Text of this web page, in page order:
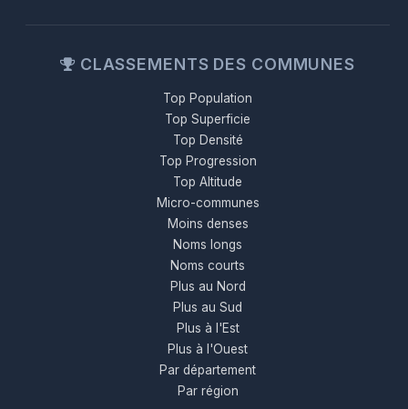
CLASSEMENTS DES COMMUNES
Top Population
Top Superficie
Top Densité
Top Progression
Top Altitude
Micro-communes
Moins denses
Noms longs
Noms courts
Plus au Nord
Plus au Sud
Plus à l'Est
Plus à l'Ouest
Par département
Par région